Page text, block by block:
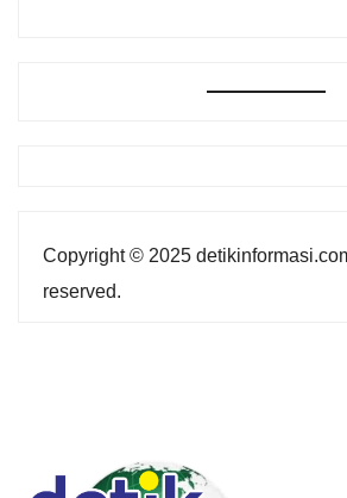
Copyright © 2025
reserved.